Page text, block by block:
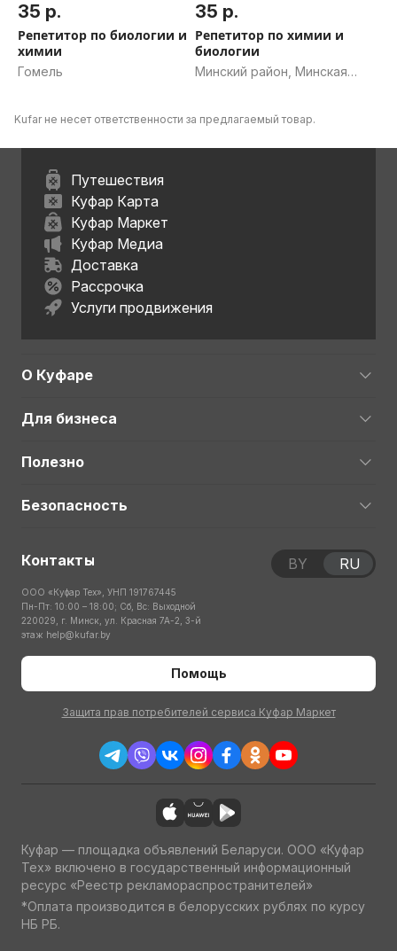
35 р.
Репетитор по биологии и
химии
Гомель
35 р.
Репетитор по химии и
биологии
Минский район, Минская
Kufar не несет ответственности за предлагаемый товар.
Путешествия
Куфар Карта
Куфар Маркет
Куфар Медиа
Доставка
Рассрочка
Услуги продвижения
О Куфаре
Для бизнеса
Полезно
Безопасность
Контакты
ООО «Куфар Тех», УНП 191767445
Пн-Пт: 10:00 – 18:00; Сб, Вс: Выходной
220029, г. Минск, ул. Красная 7А-2, 3-й
этаж help@kufar.by
Помощь
Защита прав потребителей сервиса Куфар Маркет
BY RU
Куфар — площадка объявлений Беларуси. ООО «Куфар
Тех» включено в государственный информационный
ресурс «Реестр рекламораспространителей»
*Оплата производится в белорусских рублях по курсу
НБ РБ.